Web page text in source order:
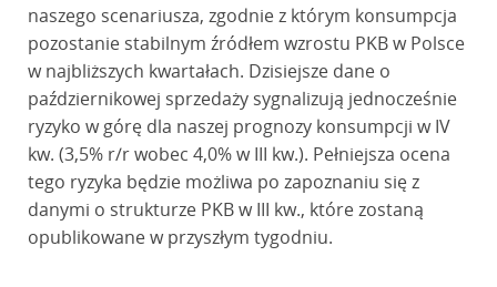
naszego scenariusza, zgodnie z którym konsumpcja
pozostanie stabilnym źródłem wzrostu PKB w Polsce
w najbliższych kwartałach. Dzisiejsze dane o
październikowej sprzedaży sygnalizują jednocześnie
ryzyko w górę dla naszej prognozy konsumpcji w IV
kw. (3,5% r/r wobec 4,0% w III kw.). Pełniejsza ocena
tego ryzyka będzie możliwa po zapoznaniu się z
danymi o strukturze PKB w III kw., które zostaną
opublikowane w przyszłym tygodniu.